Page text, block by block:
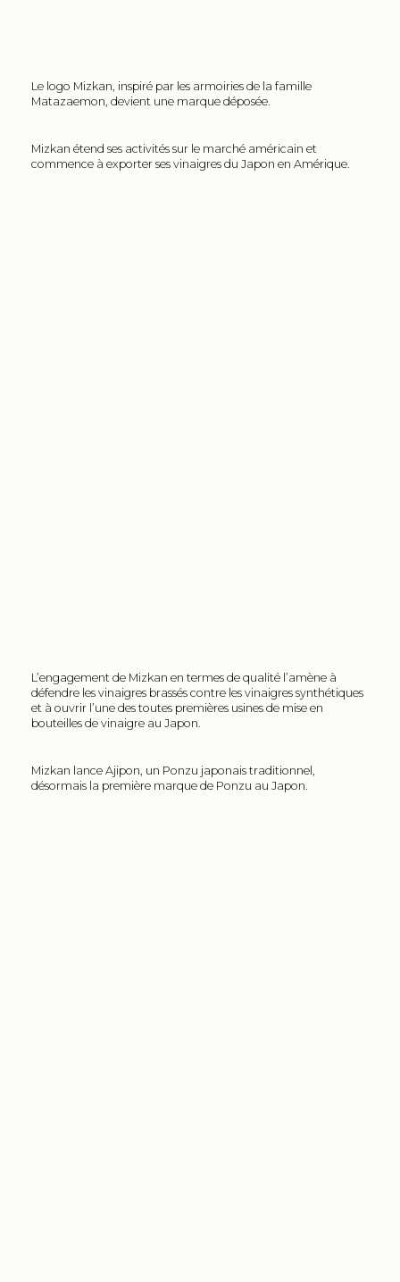
Le logo Mizkan, inspiré par les armoiries de la famille
Matazaemon, devient une marque déposée.
Mizkan étend ses activités sur le marché américain et
commence à exporter ses vinaigres du Japon en Amérique.
L’engagement de Mizkan en termes de qualité l’amène à
défendre les vinaigres brassés contre les vinaigres synthétiques
et à ouvrir l’une des toutes premières usines de mise en
bouteilles de vinaigre au Japon.
Mizkan lance Ajipon, un Ponzu japonais traditionnel,
désormais la première marque de Ponzu au Japon.